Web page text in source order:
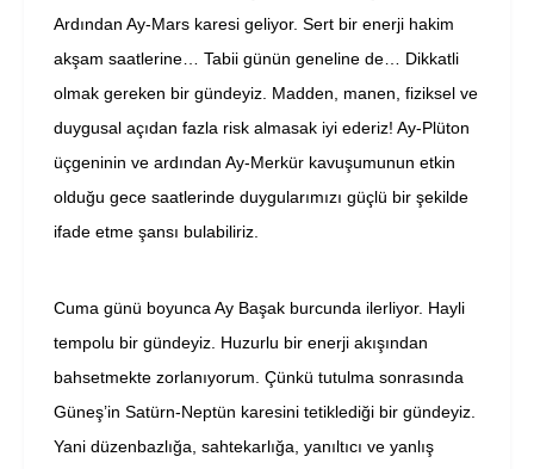
Ardından Ay-Mars karesi geliyor. Sert bir enerji hakim
akşam saatlerine… Tabii günün geneline de… Dikkatli
olmak gereken bir gündeyiz. Madden, manen, fiziksel ve
duygusal açıdan fazla risk almasak iyi ederiz! Ay-Plüton
üçgeninin ve ardından Ay-Merkür kavuşumunun etkin
olduğu gece saatlerinde duygularımızı güçlü bir şekilde
ifade etme şansı bulabiliriz.
Cuma günü boyunca Ay Başak burcunda ilerliyor. Hayli
tempolu bir gündeyiz. Huzurlu bir enerji akışından
bahsetmekte zorlanıyorum. Çünkü tutulma sonrasında
Güneş’in Satürn-Neptün karesini tetiklediği bir gündeyiz.
Yani düzenbazlığa, sahtekarlığa, yanıltıcı ve yanlış